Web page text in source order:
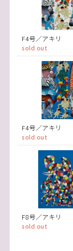
F4号／アキリ
sold out
F4号／アキリ
sold out
F8号／アキリ
sold out